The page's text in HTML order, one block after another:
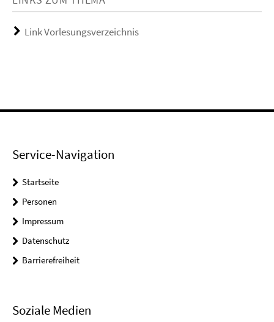
Link Vorlesungsverzeichnis
Service-Navigation
Startseite
Personen
Impressum
Datenschutz
Barrierefreiheit
Soziale Medien